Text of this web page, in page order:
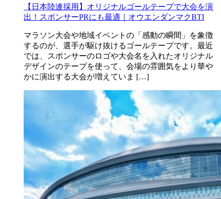
【日本陸連採用】オリジナルゴールテープで大会を演
出！スポンサーPRにも最適｜オウエンダンマクBTI
マラソン大会や地域イベントの「感動の瞬間」を象徴
するのが、選手が駆け抜けるゴールテープです。最近
では、スポンサーのロゴや大会名を入れたオリジナル
デザインのテープを使って、会場の雰囲気をより華や
かに演出する大会が増えていま […]